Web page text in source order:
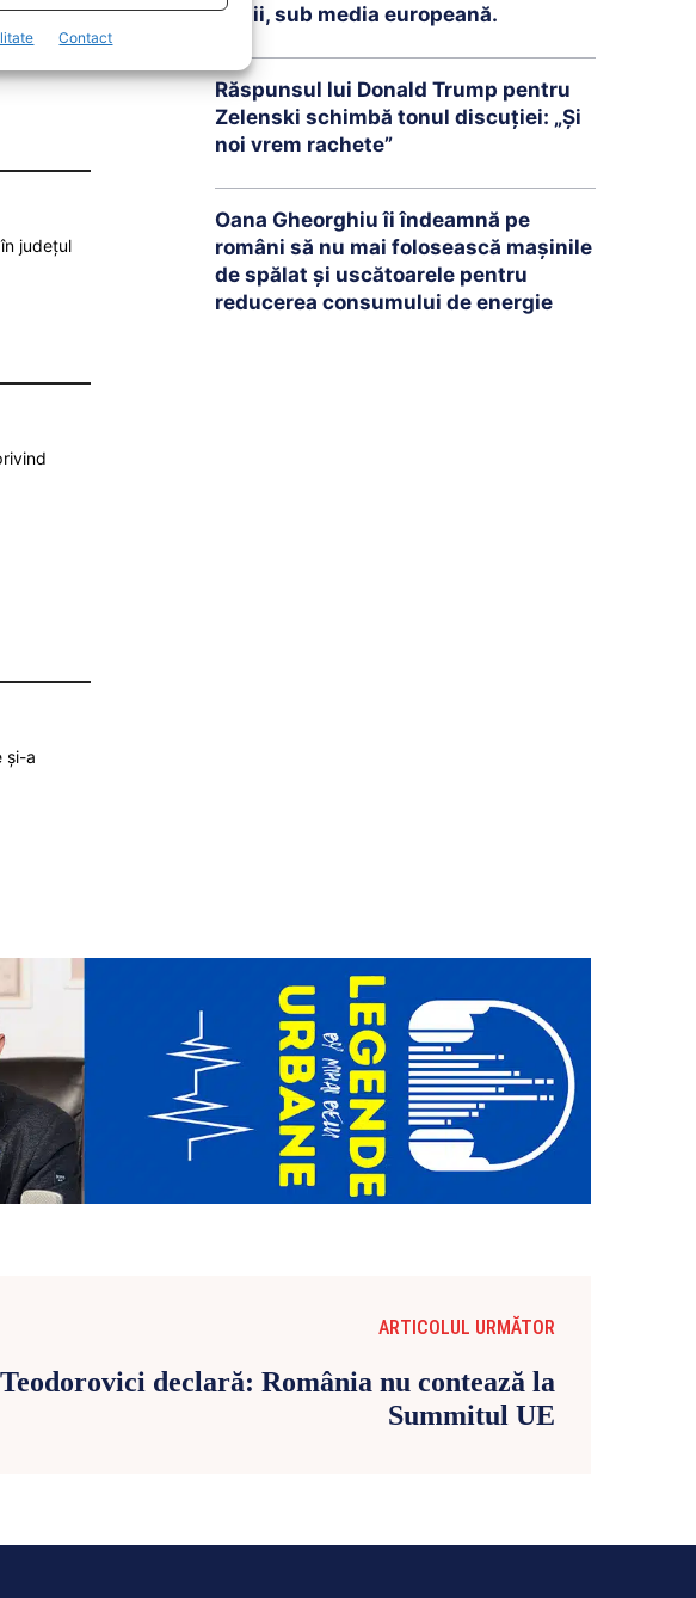
Contact
județul
și-a
vieții, sub media europeană.
Răspunsul lui Donald Trump pentru
Zelenski schimbă tonul discuției: „Și
noi vrem rachete”
Oana Gheorghiu îi îndeamnă pe
români să nu mai folosească mașinile
de spălat și uscătoarele pentru
reducerea consumului de energie
ARTICOLUL URMĂTOR
Teodorovici declară: România nu contează la
Summitul UE